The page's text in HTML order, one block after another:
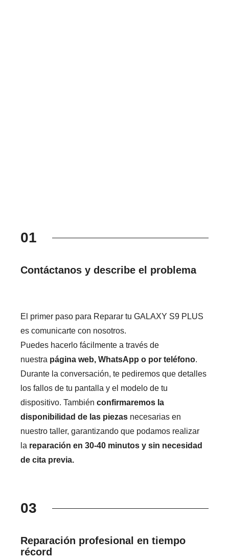
01
Contáctanos y describe el problema
El primer paso para Reparar tu GALAXY S9 PLUS
es comunicarte con nosotros.
Puedes hacerlo fácilmente a través de
nuestra página web, WhatsApp o por teléfono.
Durante la conversación, te pediremos que detalles
los fallos de tu pantalla y el modelo de tu
dispositivo. Tambiénconfirmaremos la
disponibilidad de las piezas necesarias en
nuestro taller, garantizando que podamos realizar
la reparación en 30-40 minutos y sin necesidad
de cita previa.
03
Reparación profesional en tiempo
récord